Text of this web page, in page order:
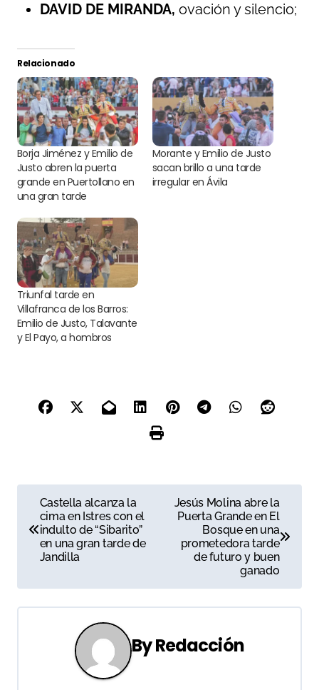
DAVID DE MIRANDA, ovación y silencio;
Relacionado
Borja Jiménez y Emilio de
Justo abren la puerta
grande en Puertollano en
una gran tarde
Morante y Emilio de Justo
sacan brillo a una tarde
irregular en Ávila
Triunfal tarde en
Villafranca de los Barros:
Emilio de Justo, Talavante
y El Payo, a hombros
a
e
g
Castella alcanza la
cima en Istres con el
indulto de “Sibarito”
en una gran tarde de
Jandilla
Jesús Molina abre la
Puerta Grande en El
Bosque en una
prometedora tarde
de futuro y buen
ganado
ByRedacción